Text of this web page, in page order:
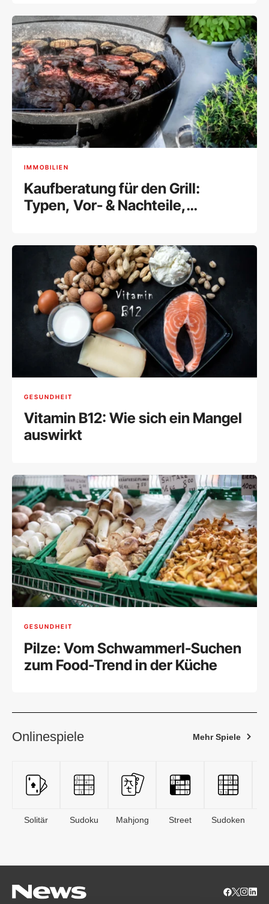
IMMOBILIEN
Kaufberatung für den Grill:
Typen, Vor- & Nachteile,
GESUNDHEIT
Vitamin B12: Wie sich ein Mangel
auswirkt
GESUNDHEIT
Pilze: Vom Schwammerl-Suchen
zum Food-Trend in der Küche
Onlinespiele Mehr Spiele
Solitär Sudoku Mahjong Street Sudoken